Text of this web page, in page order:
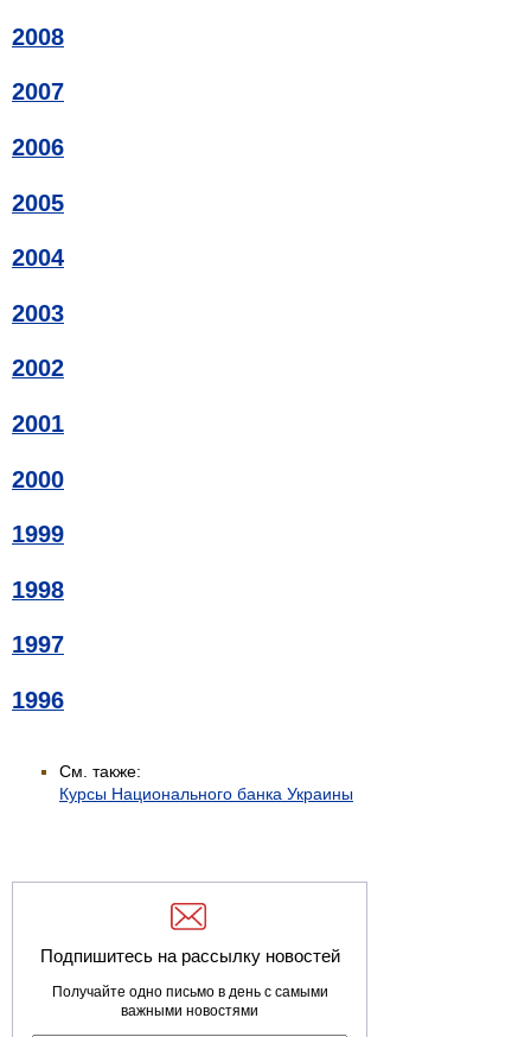
2008
2007
2006
2005
2004
2003
2002
2001
2000
1999
1998
1997
1996
См. также:
Курсы Национального банка Украины
Подпишитесь на рассылку новостей
Получайте одно письмо в день с самыми
важными новостями